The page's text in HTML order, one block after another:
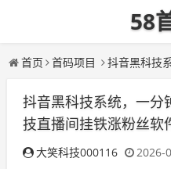
58
首页 首码项目 抖音黑科技系统，
抖音黑科技系统，一分
技直播间挂铁涨粉丝软
大笑科技000116 2026-